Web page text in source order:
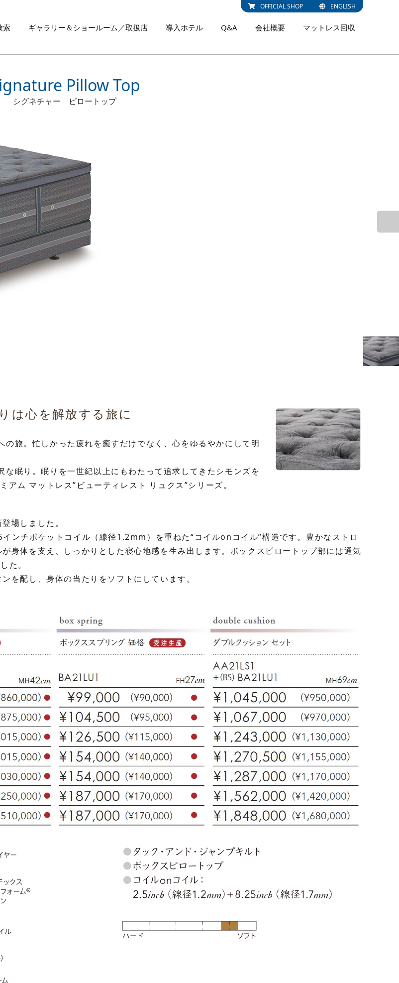
OFFICIAL SHOP ENGLISH
索 ギャラリー＆ショールーム／取扱店 導入ホテル Q&A 会社概要 マットレス回収
Pillow Top
シグネチャー ピロートップ
は心を解放する旅に
の旅。忙しかった疲れを癒すだけでなく、心をゆるやかにして明
な眠り。眠りを一世紀以上にもわたって追求してきたシモンズを
アム マットレス”ビューティレスト リュクス”シリーズ。
場しました。
ンチポケットコイル（線径1.2mm）を重ねた“コイルonコイル”構造です。豊かなストロ
身体を支え、しっかりとした寝心地感を生み出します。ボックスピロートップ部には通気
た。
を配し、身体の当たりをソフトにしています。